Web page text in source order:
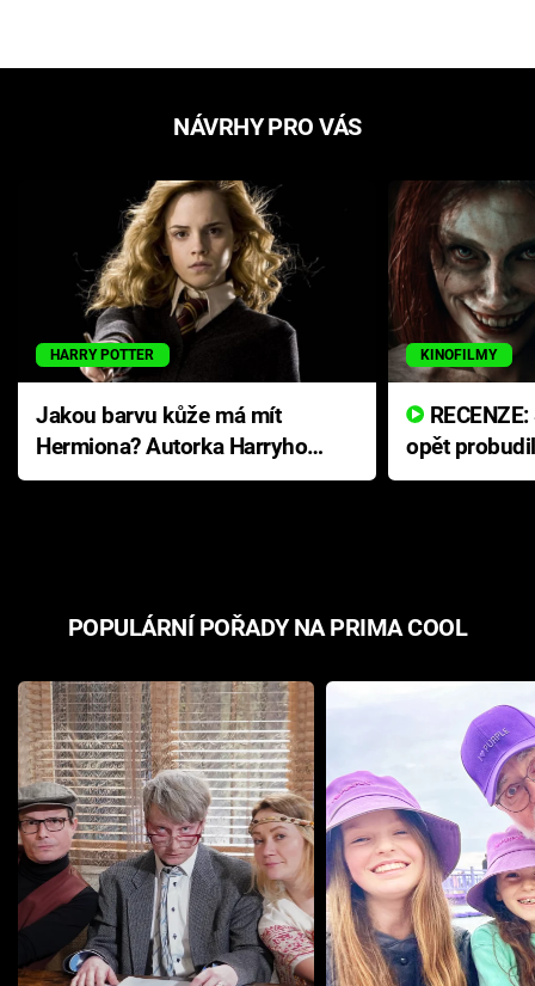
NÁVRHY PRO VÁS
HARRY POTTER
Jakou barvu kůže má mít
Hermiona? Autorka Harryho
Pottera přišla s ráznou
KINOFILMY
opět
přichází s
POPULÁRNÍ POŘADY NA PRIMA COOL